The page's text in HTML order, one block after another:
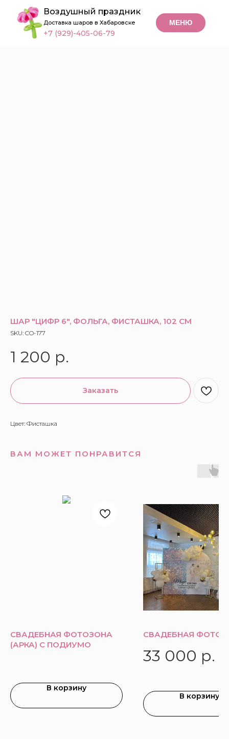
МЕНЮ
Воздушный праздник
Доставка шаров в Хабаровске
+7 (929)-405-06-79
ШАР "ЦИФР 6", ФОЛЬГА, ФИСТАШКА, 102 СМ
SKU: CO-177
1 200 р.
Заказать
Цвет: Фисташка
ВАМ МОЖЕТ ПОНРАВИТСЯ
СВАДЕБНАЯ ФОТОЗОНА
(АРКА) С ПОДИУМО
В корзину
СВАДЕБНАЯ
33 000 р.
В корзину